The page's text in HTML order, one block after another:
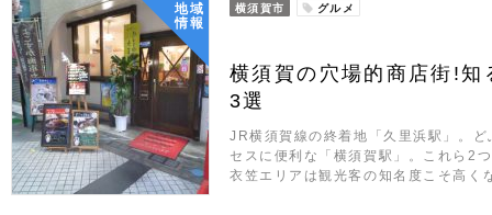
地域
情報
横須賀市 グルメ
横須賀の穴場的商店街!
3選
JR横須賀線の終着地「久里浜駅」。
セスに便利な「横須賀駅」。これら2
衣笠エリアは観光客の知名度こそ高